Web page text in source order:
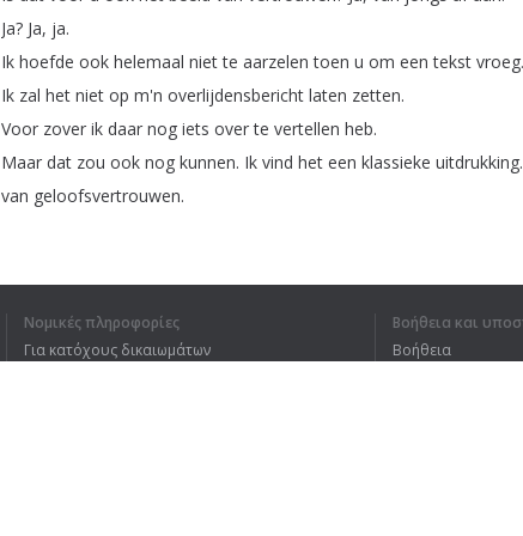
Ja? Ja, ja.
Ik hoefde ook helemaal niet te aarzelen toen u om een tekst vroeg.
Ik zal het niet op m'n overlijdensbericht laten zetten.
Voor zover ik daar nog iets over te vertellen heb.
Maar dat zou ook nog kunnen. Ik vind het een klassieke uitdrukking
van geloofsvertrouwen.
1 2
Νομικές πληροφορίες
Για κατόχους δικαιωμάτων
Βοήθεια και
Βοήθεια